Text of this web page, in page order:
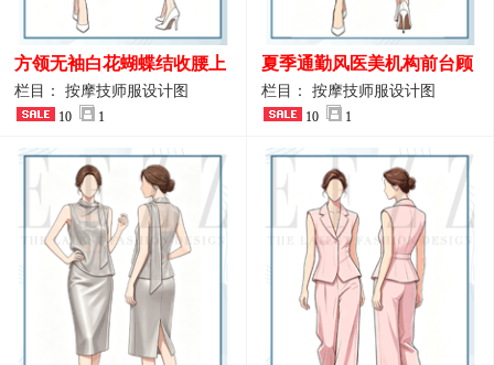
方领无袖白花蝴蝶结收腰上
衣 SPA会所接待工作制服设
计
栏目： 按摩技师服设计图
10 1
夏季通勤风医美机构前台顾
问端庄工作制服
栏目： 按摩技师服设计图
10 1